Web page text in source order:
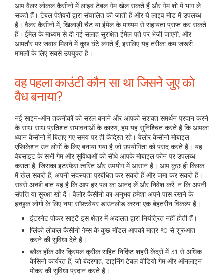
आप वैलर लोकल कैसीनो में लाइव टेबल गेम खेल सकते हैं और गेम शो में भाग ले
सकते हैं। टेबल पेशेवरों द्वारा संचालित की जाती हैं और ये लाइव मोड में उपलब्ध
हैं। वैलर कैसीनो में, खिलाड़ी चैट या ईमेल के माध्यम से सहायता प्राप्त कर सकते
हैं। ईमेल के माध्यम से दी गई सलाह सुरक्षित ईमेल पते पर भेजी जाएगी, और
आमतौर पर जवाब मिलने में कुछ घंटे लगते हैं, इसलिए यह तरीका कम जरूरी
मामलों के लिए सबसे उपयुक्त है।
वह पहला काउंटी कौन सा था जिसने जुए को
वैध बनाया?
नई साइन-ऑन तकनीकों को सरल बनाने और आपको सशक्त समर्थन प्रदान करने
के साथ-साथ प्रतिशत संभावनाओं के कारण, हम यह सुनिश्चित करते हैं कि आपका
ध्यान कैसीनो में बिताए गए समय पर ही केंद्रित रहे। वैलोर कैसीनो मोबाइल
एप्लिकेशन उन लोगों के लिए बनाया गया है जो उपयोगिता को पसंद करते हैं। यह
वेबसाइट के सभी गेम और सुविधाओं को सीधे आपके मोबाइल फोन पर उपलब्ध
कराता है, जिसका इंटरफ़ेस त्वरित और उपयोग में आसान है। आप कुछ ही क्लिक
में खेल सकते हैं, अपनी सदस्यता प्रबंधित कर सकते हैं और जमा कर सकते हैं।
सबसे अच्छी बात यह है कि आप हर पल का आनंद लें और निवेश करें, न कि अपनी
संपत्ति या सुरक्षा खो दें। वैलोर कैसीनो का अनुभव हमेशा अपने पास रखने के
इच्छुक लोगों के लिए नया सॉफ़्टवेयर डाउनलोड करना एक बेहतरीन विकल्प है।
इंटरनेट पोकर साइटें इस क्षेत्र में अदालत द्वारा नियंत्रित नहीं होती हैं।
प्लिंको लोकल कैसीनो गेम्स के कुछ मॉडल आपको मात्र ₹10 से शुरुआत
करने की सुविधा देते हैं।
ब्लैक हॉक और क्रिपल क्रीक सहित निर्दिष्ट शहरी केंद्रों में 31 से अधिक
कैसिनो कार्यरत हैं, जो बंदरगाह, डाइनिंग टेबल वीडियो गेम और ऑनलाइन
पोकर की सुविधा प्रदान करते हैं।